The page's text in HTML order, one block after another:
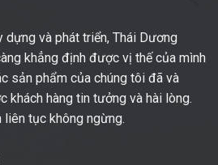
dựng và phát triển, Thái Dương
khẳng định được vị thế của mình
sản phẩm của chúng tôi đã và
khách hàng tin tưởng và hài lòng.
liên tục không ngừng.